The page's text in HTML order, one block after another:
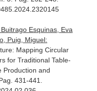
Esquinas, Eva
Puig, Miguel:
Mapping Circular
for Traditional Table-
Production and
431-441.